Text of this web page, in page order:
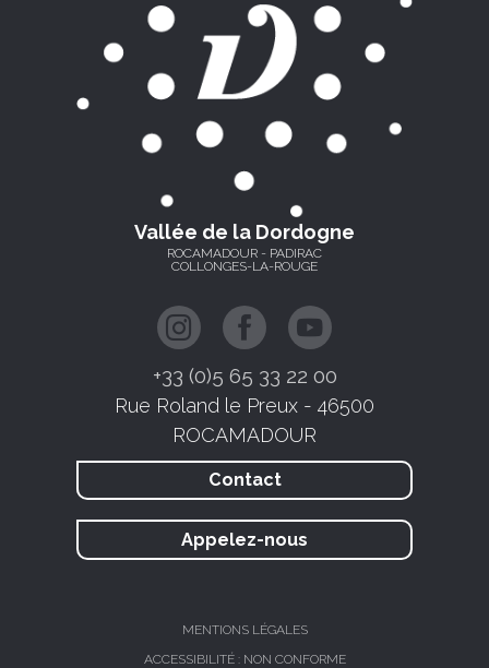
Vallée de la Dordogne
ROCAMADOUR - PADIRAC
COLLONGES-LA-ROUGE
+33 (0)5 65 33 22 00
Rue Roland le Preux - 46500
ROCAMADOUR
Contact
Appelez-nous
MENTIONS LÉGALES
ACCESSIBILITÉ : NON CONFORME